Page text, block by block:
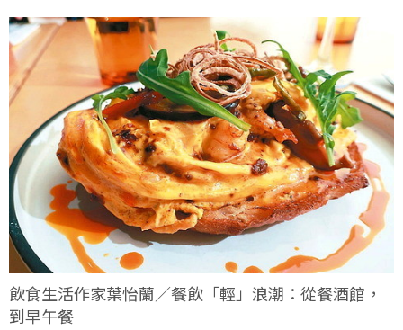
飲食生活作家葉怡蘭／餐飲「輕」浪潮：從餐酒館，
到早午餐